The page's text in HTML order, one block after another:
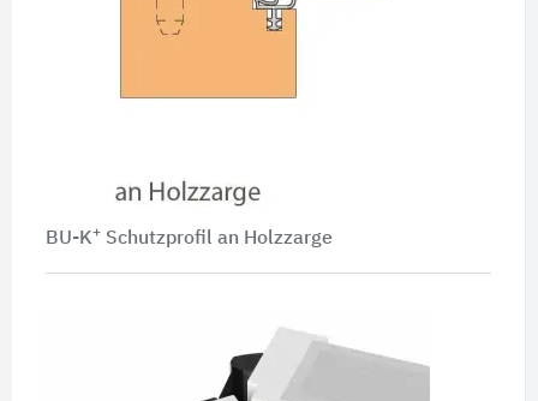
BU-K+Schutzprofil an Holzzarge